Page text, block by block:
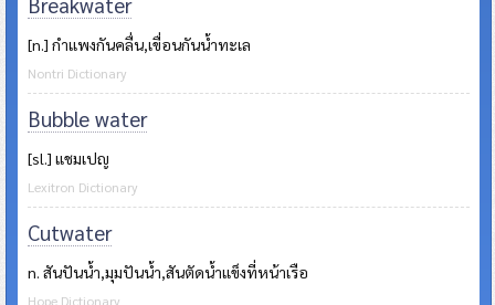
[n.] กำแพงกันคลื่น,เขื่อนกันน้ำทะเล
Nontri Dictionary
Bubble water
[sl.] แชมเปญ
Lexitron Dictionary
Cutwater
n. สันปันน้ำ,มุมปันน้ำ,สันตัดน้ำแข็งที่หน้าเรือ
Hope Dictionary